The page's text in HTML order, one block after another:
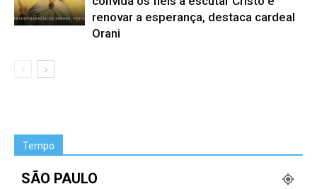
renovar a esperança, destaca cardeal
Orani
Tempo
SÃO PAULO